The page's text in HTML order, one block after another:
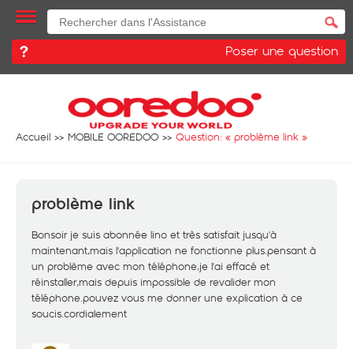
Poser une question
Accueil MOBILE OOREDOO Question: « problème link »
problème link
Bonsoir je suis abonnée lino et très satisfait jusqu'à
maintenant,mais l'application ne fonctionne plus.pensant à
un problème avec mon téléphone,je l'ai effacé et
réinstaller,mais depuis impossible de revalider mon
téléphone.pouvez vous me donner une explication à ce
soucis.cordialement